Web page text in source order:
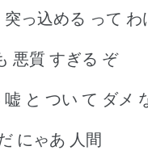
っ込める って
悪質 すぎる ぞ
と つい て ダメ
にゃあ 人間